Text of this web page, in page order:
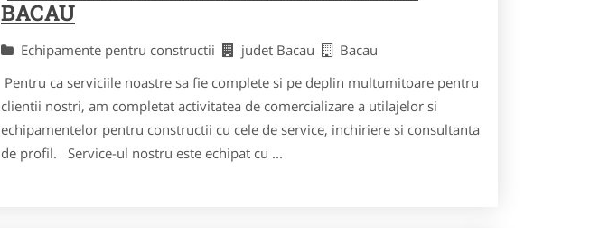
BACAU
Echipamente pentru constructii judet Bacau
Bacau
Pentru ca serviciile noastre sa fie complete si pe deplin multumitoare pentru
clientii nostri, am completat activitatea de comercializare a utilajelor si
echipamentelor pentru constructii cu cele de service, inchiriere si consultanta
de profil. Service-ul nostru este echipat cu ...